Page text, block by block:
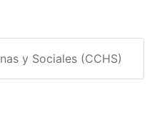
y Sociales (CCHS)